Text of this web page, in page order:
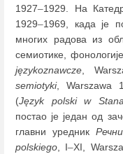
1927–1929. На
1929–1969, када је
многих радова из
семиотике,
językoznawcze,
semiotyki, Warszawa
(Język polski w
постао је један од
главни уредник
polskiego, I–XI,